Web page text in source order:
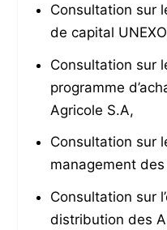
Consultation sur
de capital
Consultation sur
programme
Agricole S.A,
Consultation sur
management des
Consultation sur
distribution des